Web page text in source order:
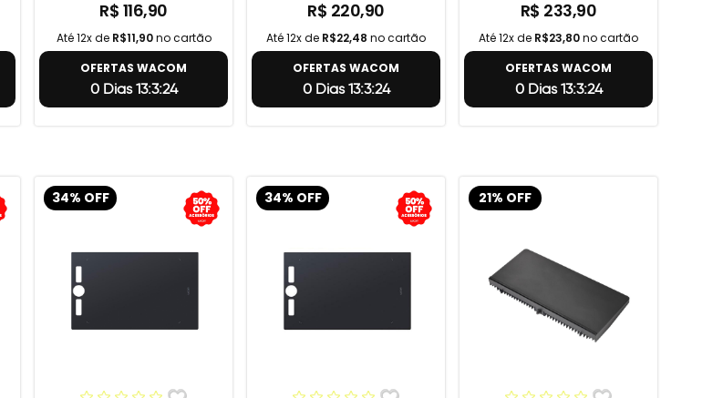
R$ 116,90
Até 12x de R$11,90no cartão
OFERTAS WACOM
0 Dias 13:3:23
R$ 220,90
Até 12x de R$22,48 no cartão
OFERTAS WACOM
0 Dias 13:3:23
R$ 233,90
Até 12x de R$23,80no cartão
OFERTAS WACOM
0 Dias 13:3:23
34% OFF 34% OFF 21% OFF